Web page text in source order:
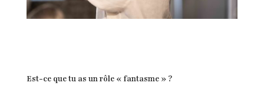
Est-ce que tu as un rôle « fantasme » ?